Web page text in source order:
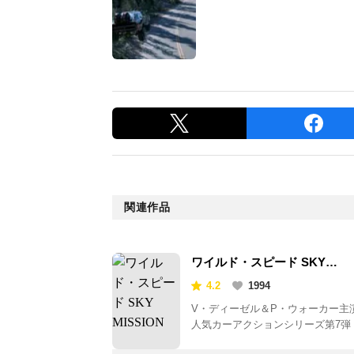
関連作品
ワイルド・スピード SKY
MISSION
4.2
1994
V・ディーゼル＆P・ウォーカー主
人気カーアクションシリーズ第7弾